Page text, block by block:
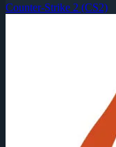
Counter-Strike 2 (CS2)